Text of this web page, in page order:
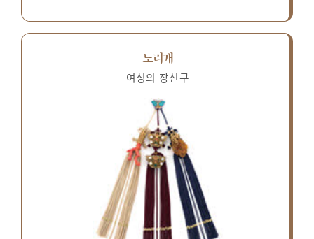
노리개
여성의 장신구